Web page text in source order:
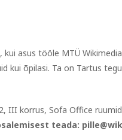
asus tööle MTÜ
kui õpilasi. Ta on Tartus
III korrus, Sofa Office
teada: